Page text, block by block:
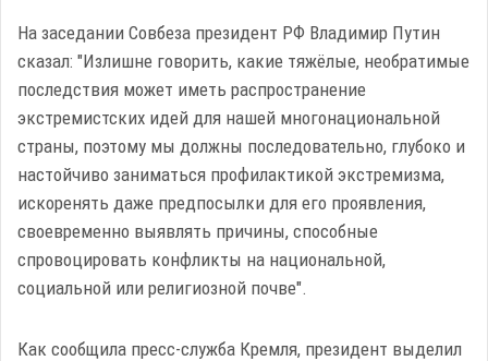
На заседании Совбеза президент РФ Владимир Путин
сказал: "Излишне говорить, какие тяжёлые, необратимые
последствия может иметь распространение
экстремистских идей для нашей многонациональной
страны, поэтому мы должны последовательно, глубоко и
настойчиво заниматься профилактикой экстремизма,
искоренять даже предпосылки для его проявления,
своевременно выявлять причины, способные
спровоцировать конфликты на национальной,
социальной или религиозной почве".
Как сообщила пресс-служба Кремля, президент выделил